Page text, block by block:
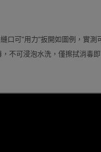
口可"用力"扳開如圖例，實測
不可浸泡水洗，僅擦拭消毒即